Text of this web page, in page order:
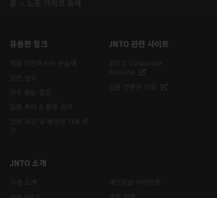
유용한 링크 JNTO 관련 사이트
JNTO 소개